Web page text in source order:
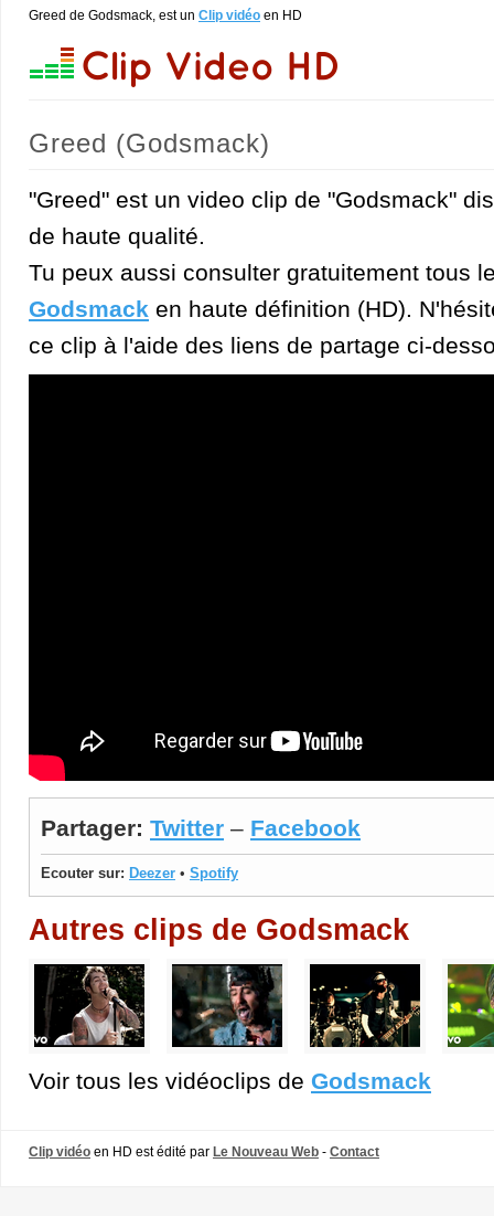
Greed de Godsmack, est un Clip vidéo en HD
Greed (Godsmack)
"Greed" est un video clip de "Godsmack"
de haute qualité.
Tu peux aussi consulter gratuitement tous
Godsmack en haute définition (HD).
ce clip à l'aide des liens de partage ci-
Partager: Twitter – Facebook
Ecouter sur: Deezer • Spotify
Autres clips de Godsmack
Voir tous les vidéoclips de Godsmack
Clip vidéo en HD est édité par Le Nouveau Web - Contact